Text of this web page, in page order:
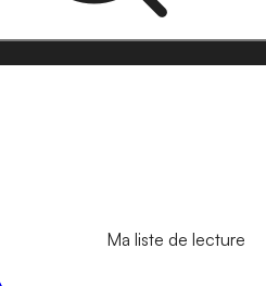
Ma liste de lecture